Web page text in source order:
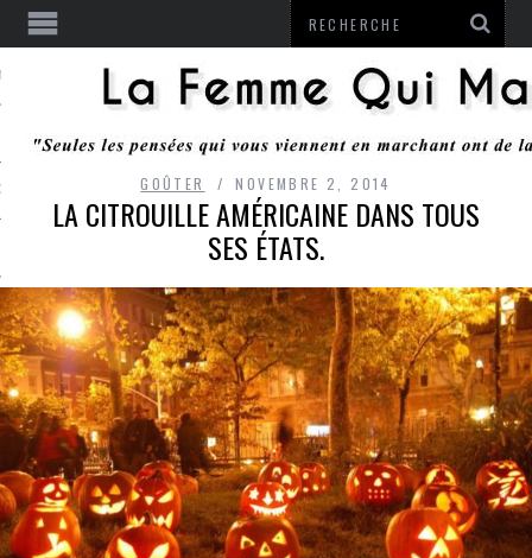
RESTER
MONROZIER
GOÛTER NOVEMBRE 2, 2014
LA CITROUILLE AMÉRICAINE DANS TOUS
SES ÉTATS.